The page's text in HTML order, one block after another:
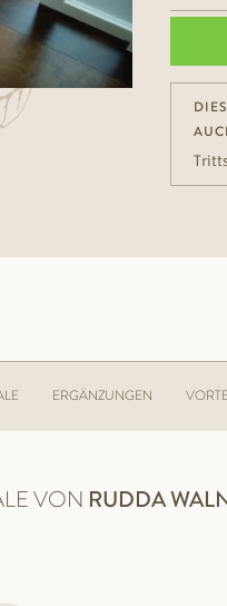
ERGÄNZUNGEN
VON RUDDA